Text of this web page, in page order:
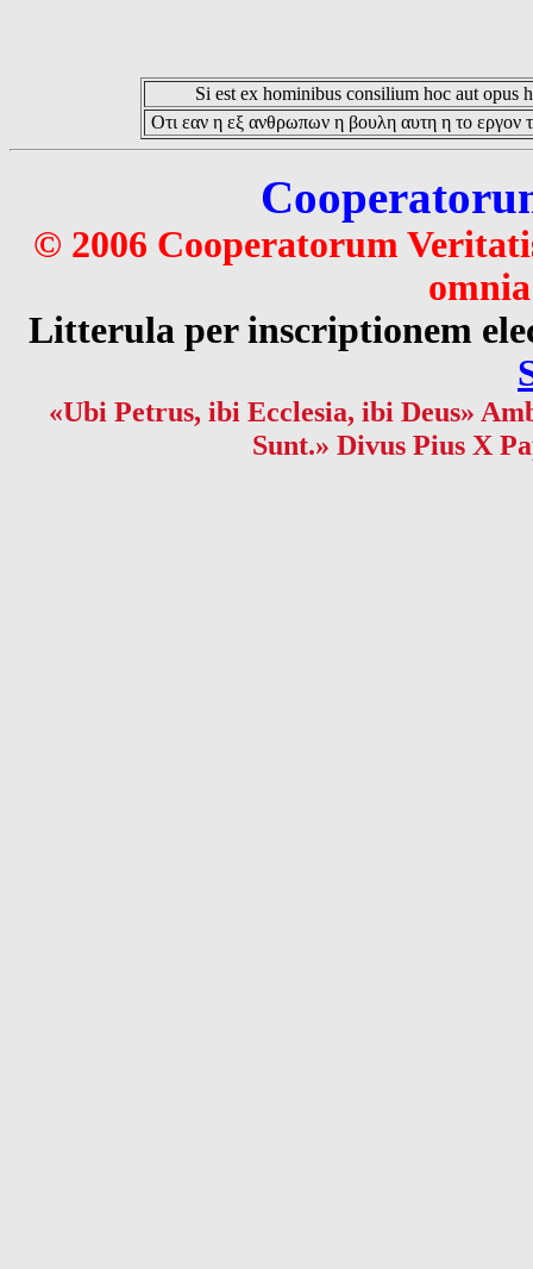
Si est ex hominibus consilium hoc aut opus
Οτι εαν η εξ ανθρωπων η βουλη αυτη η το εργον
© 2006 Cooperatorum
Litterula per inscriptionem
«Ubi Petrus, ibi Ecclesia, ibi Deus»
Sunt.» Divus Pius X